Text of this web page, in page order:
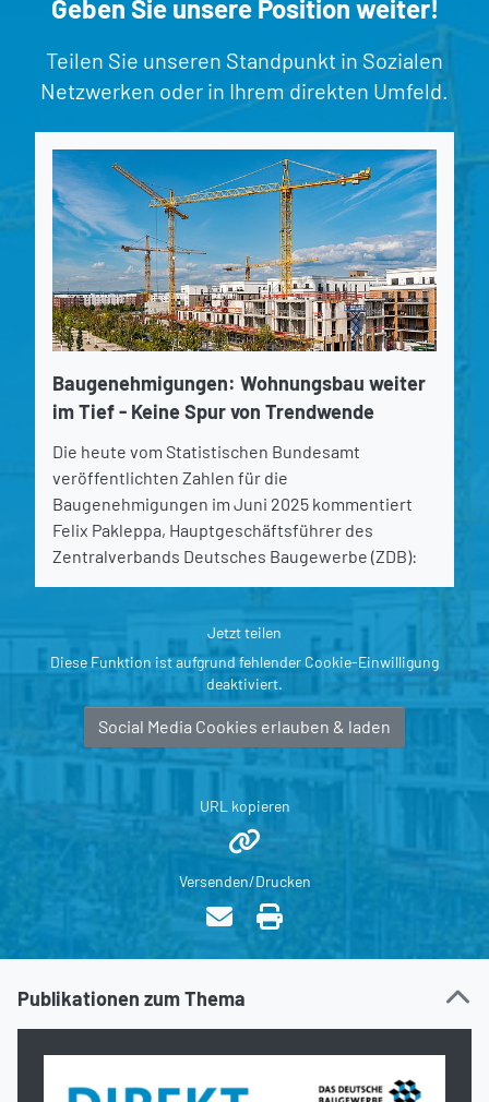
Geben Sie unsere Position weiter!
Teilen Sie unseren Standpunkt in Sozialen
Netzwerken oder in Ihrem direkten Umfeld.
Baugenehmigungen: Wohnungsbau weiter
im Tief - Keine Spur von Trendwende
Die heute vom Statistischen Bundesamt
veröffentlichten Zahlen für die
Baugenehmigungen im Juni 2025 kommentiert
Felix Pakleppa, Hauptgeschäftsführer des
Zentralverbands Deutsches Baugewerbe (ZDB):
Jetzt teilen
Diese Funktion ist aufgrund fehlender Cookie-Einwilligung
deaktiviert.
Social Media Cookies erlauben & laden
URL kopieren
Versenden/Drucken
Publikationen zum Thema